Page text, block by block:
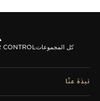
كل المجموعاتCONTROL
نبذة عنّا